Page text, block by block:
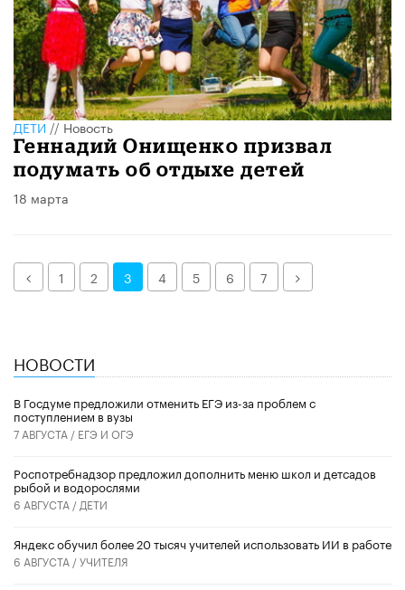
ДЕТИ//Новость
Геннадий Онищенко призвал
подумать об отдыхе детей
18 марта
Назад1 2 3 4 5 6 7 Далее
НОВОСТИ
В Госдуме предложили отменить ЕГЭ из-за проблем с
поступлением в вузы
7 АВГУСТА / ЕГЭ И ОГЭ
Роспотребнадзор предложил дополнить меню школ и детсадов
рыбой и водорослями
6 АВГУСТА / ДЕТИ
​Яндекс обучил более 20 тысяч учителей использовать ИИ в работе
6 АВГУСТА /УЧИТЕЛЯ